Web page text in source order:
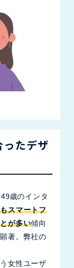
ったデザ
歳のインタ
スマートフ
が多い傾向
著。弊社の
女性ユーザ